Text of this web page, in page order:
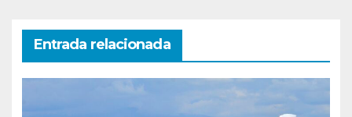
Entrada relacionada